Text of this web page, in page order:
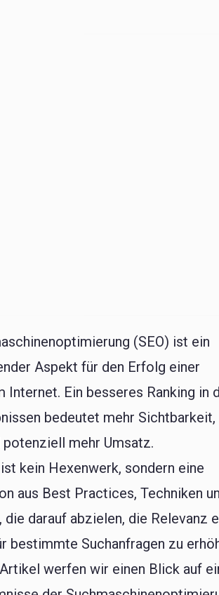
(SEO) ist ein
Aspekt für den Erfolg einer
Internet. Ein besseres Ranking in
bedeutet mehr Sichtbarkeit,
potenziell mehr Umsatz.
ist kein Hexenwerk, sondern eine
aus Best Practices, Techniken
die darauf abzielen, die Relevanz
bestimmte Suchanfragen zu
werfen wir einen Blick auf